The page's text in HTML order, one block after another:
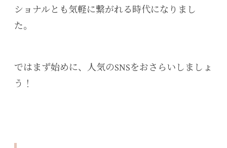
ショナルとも気軽に繋がれる時代になりまし
た。
ではまず始めに、人気のSNSをおさらいしましょ
う！